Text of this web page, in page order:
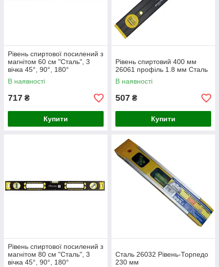
Рівень спиртової посилений з
магнітом 60 см "Сталь", 3
вічка 45°, 90°, 180°
В наявності
717 ₴
Купити
Рівень спиртовий 400 мм
26061 профіль 1.8 мм Сталь
В наявності
507 ₴
Купити
Рівень спиртової посилений з
магнітом 80 см "Сталь", 3
вічка 45°, 90°, 180°
Сталь 26032 Рівень-Торпедо
230 мм